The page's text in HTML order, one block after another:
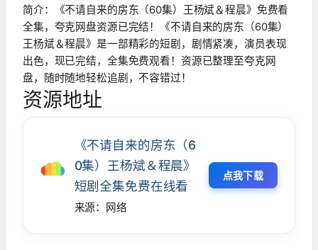
简介：《不请自来的房东（60集）王杨斌＆程晨》免费看
全集，夸克网盘资源已完结！《不请自来的房东（60集）
王杨斌＆程晨》是一部精彩的短剧，剧情紧凑，演员表现
出色，现已完结，全集免费观看！资源已整理至夸克网
盘，随时随地轻松追剧，不容错过！
资源地址
《不请自来的房东（6
0集）王杨斌＆程晨》
短剧全集免费在线看
来源：网络
点我下载